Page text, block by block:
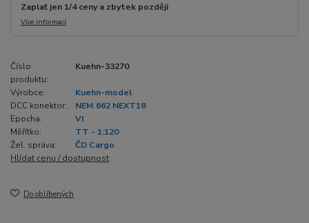
Zaplať jen 1/4 ceny a zbytek později
Více informací
Číslo
produktu:
Kuehn-33270
Výrobce:
Kuehn-model
DCC konektor:
NEM 662 NEXT18
Epocha:
VI
Měřítko:
TT - 1:120
Žel. správa:
ČD Cargo
Hlídat cenu / dostupnost
Do oblíbených